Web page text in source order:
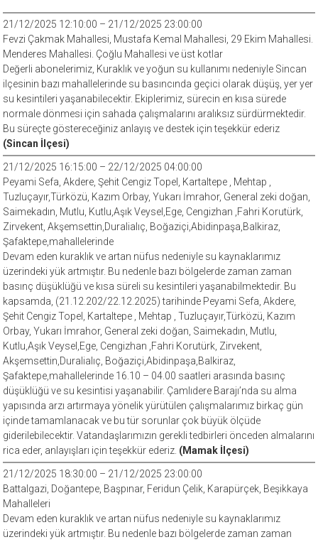
21/12/2025 12:10:00 – 21/12/2025 23:00:00
Fevzi Çakmak Mahallesi, Mustafa Kemal Mahallesi, 29 Ekim Mahallesi.
Menderes Mahallesi. Çoğlu Mahallesi ve üst kotlar
Değerli abonelerimiz, Kuraklık ve yoğun su kullanımı nedeniyle Sincan
ilçesinin bazı mahallelerinde su basıncında geçici olarak düşüş, yer yer
su kesintileri yaşanabilecektir. Ekiplerimiz, sürecin en kısa sürede
normale dönmesi için sahada çalışmalarını aralıksız sürdürmektedir.
Bu süreçte göstereceğiniz anlayış ve destek için teşekkür ederiz
(Sincan İlçesi)
21/12/2025 16:15:00 – 22/12/2025 04:00:00
Peyami Sefa, Akdere, Şehit Cengiz Topel, Kartaltepe , Mehtap ,
Tuzluçayır,Türközü, Kazım Orbay, Yukarı İmrahor, General zeki doğan,
Saimekadın, Mutlu, Kutlu,Aşık Veysel,Ege, Cengizhan ,Fahri Korutürk,
Zirvekent, Akşemsettin,Duralialıç, Boğaziçi,Abidinpaşa,Balkiraz,
Şafaktepe,mahallelerinde
Devam eden kuraklık ve artan nüfus nedeniyle su kaynaklarımız
üzerindeki yük artmıştır. Bu nedenle bazı bölgelerde zaman zaman
basınç düşüklüğü ve kısa süreli su kesintileri yaşanabilmektedir. Bu
kapsamda, (21.12.202/22.12.2025) tarihinde Peyami Sefa, Akdere,
Şehit Cengiz Topel, Kartaltepe , Mehtap , Tuzluçayır,Türközü, Kazım
Orbay, Yukarı İmrahor, General zeki doğan, Saimekadın, Mutlu,
Kutlu,Aşık Veysel,Ege, Cengizhan ,Fahri Korutürk, Zirvekent,
Akşemsettin,Duralialıç, Boğaziçi,Abidinpaşa,Balkiraz,
Şafaktepe,mahallelerinde 16.10 – 04.00 saatleri arasında basınç
düşüklüğü ve su kesintisi yaşanabilir. Çamlıdere Barajı’nda su alma
yapısında arzı artırmaya yönelik yürütülen çalışmalarımız birkaç gün
içinde tamamlanacak ve bu tür sorunlar çok büyük ölçüde
giderilebilecektir. Vatandaşlarımızın gerekli tedbirleri önceden almalarını
rica eder, anlayışları için teşekkür ederiz. (Mamak İlçesi)
21/12/2025 18:30:00 – 21/12/2025 23:00:00
Battalgazi, Doğantepe, Başpınar, Feridun Çelik, Karapürçek, Beşikkaya
Mahalleleri
Devam eden kuraklık ve artan nüfus nedeniyle su kaynaklarımız
üzerindeki yük artmıştır. Bu nedenle bazı bölgelerde zaman zaman